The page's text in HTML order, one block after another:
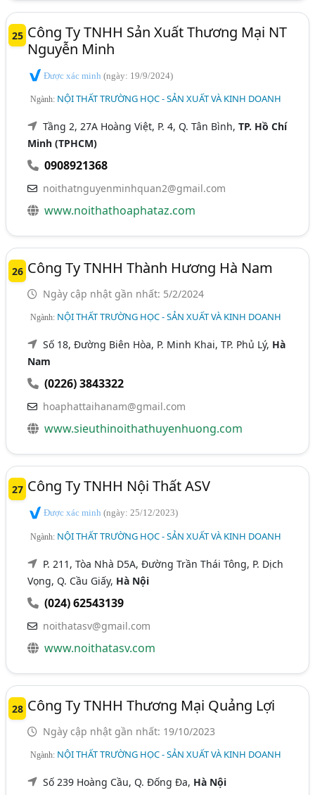
25 Công Ty TNHH Sản Xuất Thương Mại NT
Nguyễn Minh
Được xác minh(ngày: 19/9/2024)
Ngành: NỘI THẤT TRƯỜNG HỌC - SẢN XUẤT VÀ KINH DOANH
Tầng 2, 27A Hoàng Việt, P. 4, Q. Tân Bình,TP. Hồ Chí
Minh (TPHCM)
0908921368
noithatnguyenminhquan2@gmail.com
www.noithathoaphataz.com
26 Công Ty TNHH Thành Hương Hà Nam
Ngày cập nhật gần nhất: 5/2/2024
Ngành: NỘI THẤT TRƯỜNG HỌC - SẢN XUẤT VÀ KINH DOANH
Số 18, Đường Biên Hòa, P. Minh Khai, TP. Phủ Lý, Hà
Nam
(0226) 3843322
hoaphattaihanam@gmail.com
www.sieuthinoithathuyenhuong.com
27 Công Ty TNHH Nội Thất ASV
Được xác minh(ngày: 25/12/2023)
Ngành: NỘI THẤT TRƯỜNG HỌC - SẢN XUẤT VÀ KINH DOANH
P. 211, Tòa Nhà D5A, Đường Trần Thái Tông, P. Dịch
Vọng, Q. Cầu Giấy, Hà Nội
(024) 62543139
noithatasv@gmail.com
www.noithatasv.com
28 Công Ty TNHH Thương Mại Quảng Lợi
Ngày cập nhật gần nhất: 19/10/2023
Ngành: NỘI THẤT TRƯỜNG HỌC - SẢN XUẤT VÀ KINH DOANH
Số 239 Hoàng Cầu, Q. Đống Đa, Hà Nội